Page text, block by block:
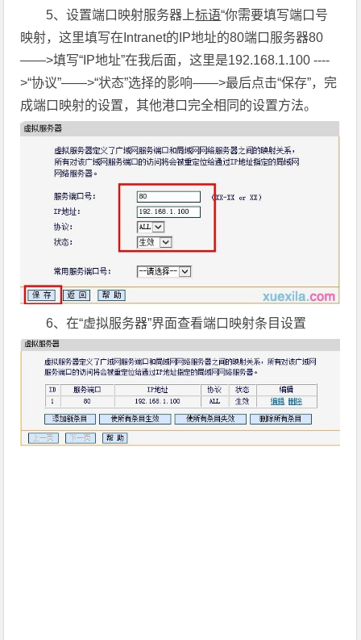
5、设置端口映射服务器上标语“你需要填写端口号
映射，这里填写在Intranet的IP地址的80端口服务器80
——>填写“IP地址”在我后面，这里是192.168.1.100 ----
>“协议”——>“状态”选择的影响——>最后点击“保存”，完
成端口映射的设置，其他港口完全相同的设置方法。
6、在“虚拟服务器”界面查看端口映射条目设置